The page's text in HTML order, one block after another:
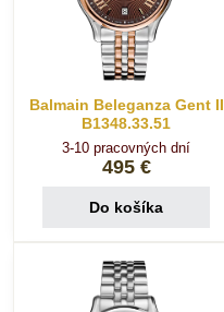
Balmain Beleganza Gent II
B1348.33.51
3-10 pracovných dní
495 €
Do košíka